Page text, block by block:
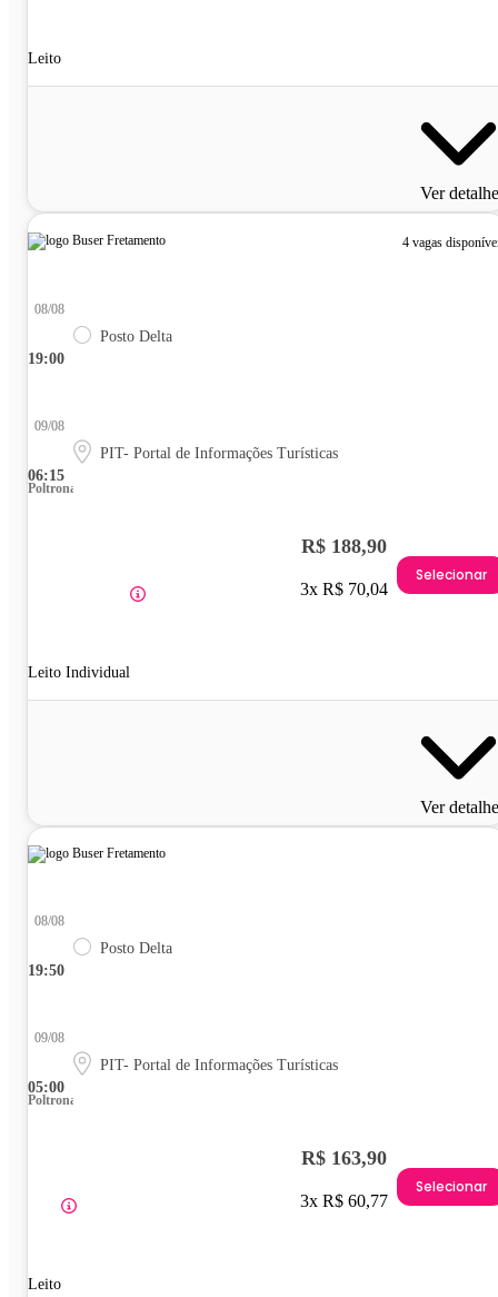
Leito
Ver
4 vagas
19:00
08/08
Posto Delta
06:15
09/08
PIT- Portal de Informações Turísticas
Poltrona
Leito Individual
R$ 188,90
3x R$ 70,04
Selecionar
Ver
19:50
08/08
Posto Delta
05:00
09/08
PIT- Portal de Informações Turísticas
Poltrona
Leito
R$ 163,90
3x R$ 60,77
Selecionar